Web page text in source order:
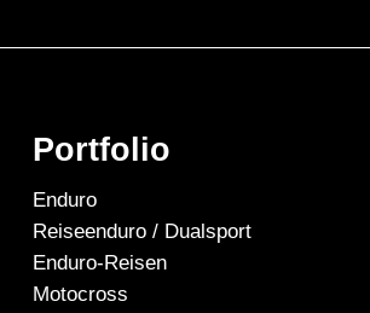
Portfolio
Enduro
Reiseenduro / Dualsport
Enduro-Reisen
Motocross